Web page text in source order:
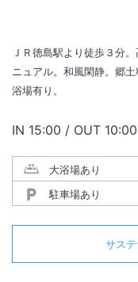
ＪＲ徳島駅より徒歩３分
ニュアル。和風閑静。郷
浴場有り。
IN チェックイン
15:00 / OUT チェ
10:00
大浴場あり
駐車場あり
サス